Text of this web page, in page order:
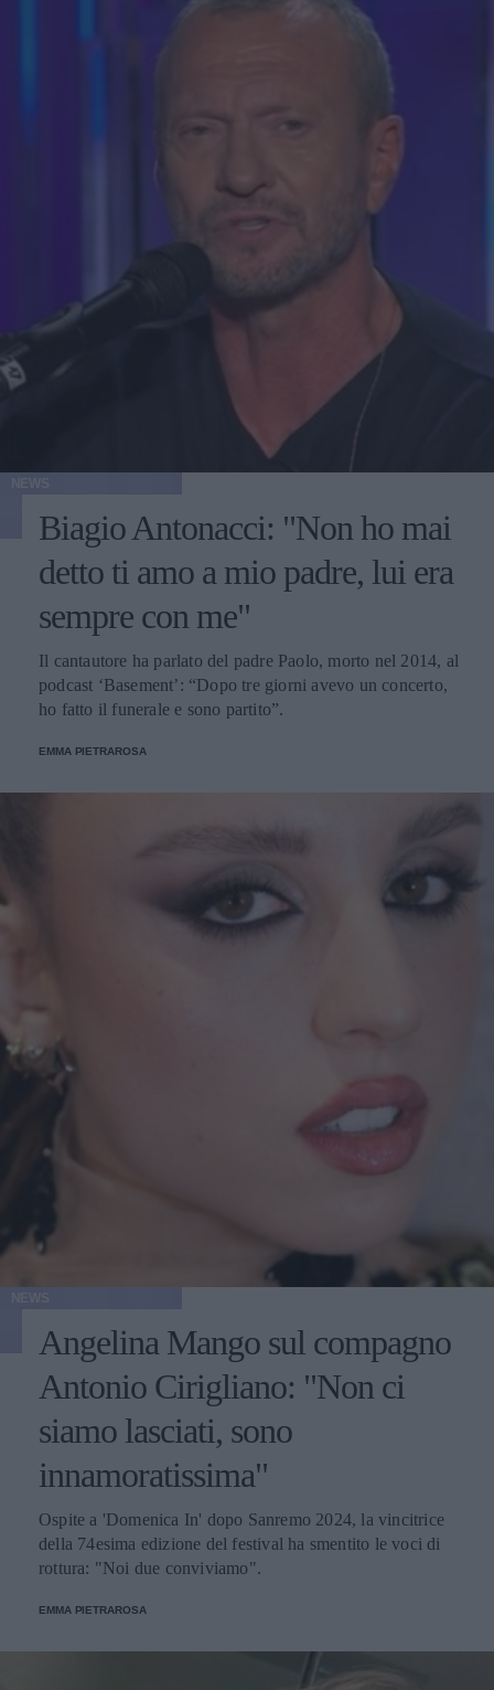
Biagio Antonacci: "Non ho mai
detto ti amo a mio padre, lui era
sempre con me"
Il cantautore ha parlato del padre Paolo, morto nel 2014, al
podcast ‘Basement’: “Dopo tre giorni avevo un concerto,
ho fatto il funerale e sono partito”.
EMMA PIETRAROSA
Angelina Mango sul compagno
Antonio Cirigliano: "Non ci
siamo lasciati, sono
innamoratissima"
Ospite a 'Domenica In' dopo Sanremo 2024, la vincitrice
della 74esima edizione del festival ha smentito le voci di
rottura: "Noi due conviviamo".
EMMA PIETRAROSA